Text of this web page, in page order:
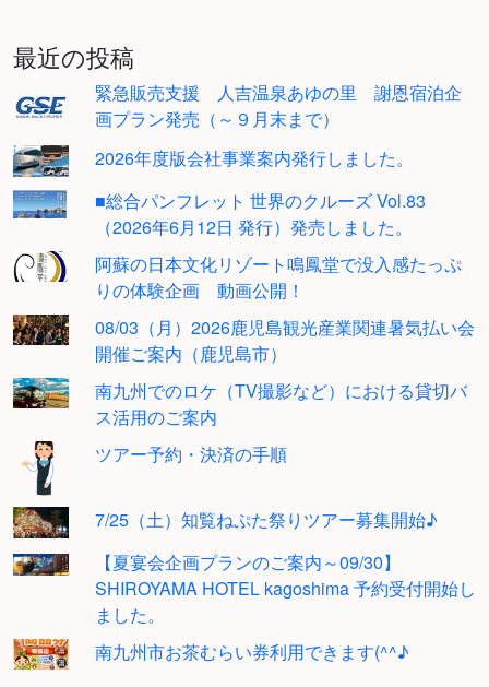
最近の投稿
緊急販売支援 人吉温泉あゆの里 謝恩宿泊企
画プラン発売（～９月末まで）
2026年度版会社事業案内発行しました。
■総合パンフレット 世界のクルーズ Vol.83
（2026年6月12日 発行）発売しました。
阿蘇の日本文化リゾート鳴鳳堂で没入感たっぷ
りの体験企画 動画公開！
08/03（月）2026鹿児島観光産業関連暑気払い会
開催ご案内（鹿児島市）
南九州でのロケ（TV撮影など）における貸切バ
ス活用のご案内
ツアー予約・決済の手順
7/25（土）知覧ねぷた祭りツアー募集開始♪
【夏宴会企画プランのご案内～09/30】
SHIROYAMA HOTEL kagoshima 予約受付開始し
ました。
南九州市お茶むらい券利用できます(^^♪